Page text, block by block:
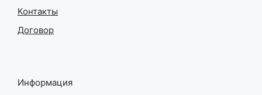
Контакты
Договор
Информация